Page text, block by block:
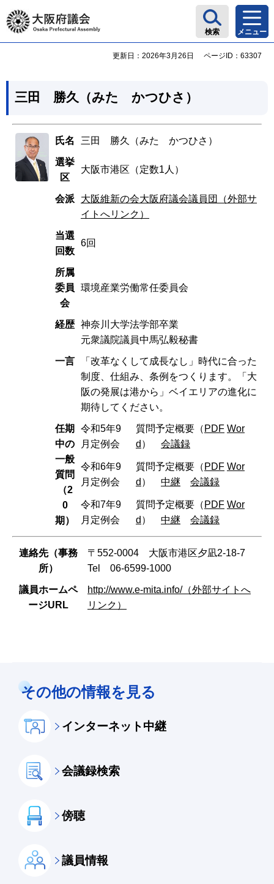
大阪府議会
検索 メニュー
更新日：2026年3月26日 ページID：63307
三田 勝久（みた かつひさ）
氏名 三田 勝久（みた かつひさ）
選挙
区
大阪市港区（定数1人）
会派
大阪維新の会大阪府議会議員団（外部サ
イトへリンク）
当選
回数
6回
所属
委員
会
環境産業労働常任委員会
経歴 神奈川大学法学部卒業
元衆議院議員中馬弘毅秘書
一言
「改革なくして成長なし」時代に合った
制度、仕組み、条例をつくります。「大
阪の発展は港から」ベイエリアの進化に
期待してください。
任期
中の
一般
質問
（2
0
期）
令和5年9
月定例会
質問予定概要（ PDF Wor
d ） 会議録
令和6年9
月定例会
質問予定概要（ PDF Wor
d ） 中継 会議録
令和7年9
月定例会
質問予定概要（ PDF Wor
d ） 中継 会議録
連絡先（事務
所）
〒552-0004 大阪市港区夕凪2-18-7
Tel 06-6599-1000
議員ホームペ
ージURL
http://www.e-mita.info/（外部サイトへ
リンク）
その他の情報を見る
インターネット中継
会議録検索
傍聴
議員情報